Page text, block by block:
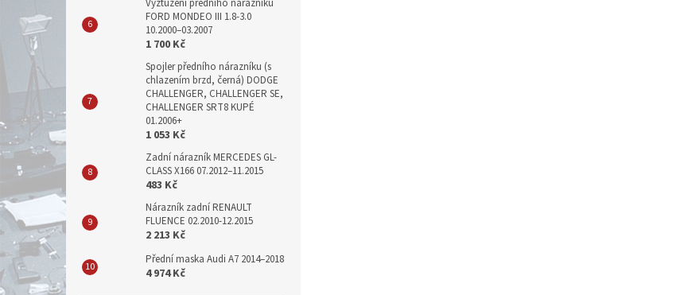
Vyztužení předního nárazníku
FORD MONDEO III 1.8-3.0
10.2000–03.2007
1 700 Kč
Spojler předního nárazníku (s
chlazením brzd, černá) DODGE
CHALLENGER, CHALLENGER SE,
CHALLENGER SRT8 KUPÉ
01.2006+
1 053 Kč
Zadní nárazník MERCEDES GL-
CLASS X166 07.2012–11.2015
483 Kč
Nárazník zadní RENAULT
FLUENCE 02.2010-12.2015
2 213 Kč
Přední maska Audi A7 2014–2018
4 974 Kč